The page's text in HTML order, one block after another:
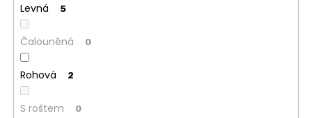
Levná 5
Čalouněná 0
Rohová 2
S roštem 0